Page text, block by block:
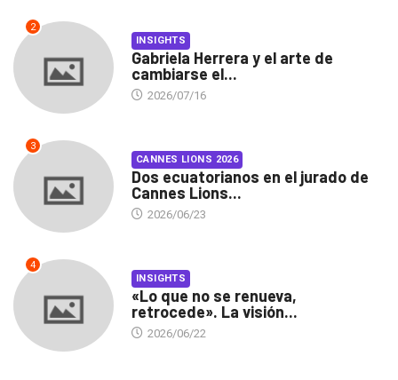
2
INSIGHTS
Gabriela Herrera y el arte de
cambiarse el...
2026/07/16
3
CANNES LIONS 2026
Dos ecuatorianos en el jurado de
Cannes Lions...
2026/06/23
4
INSIGHTS
«Lo que no se renueva,
retrocede». La visión...
2026/06/22